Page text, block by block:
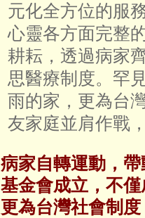
元化全方位的服
心靈各方面完整
耕耘，透過病家
思醫療制度。罕
雨的家，更為台
友家庭並肩作戰
病家自轉運動，
基金會成立，不
更為台灣社會制